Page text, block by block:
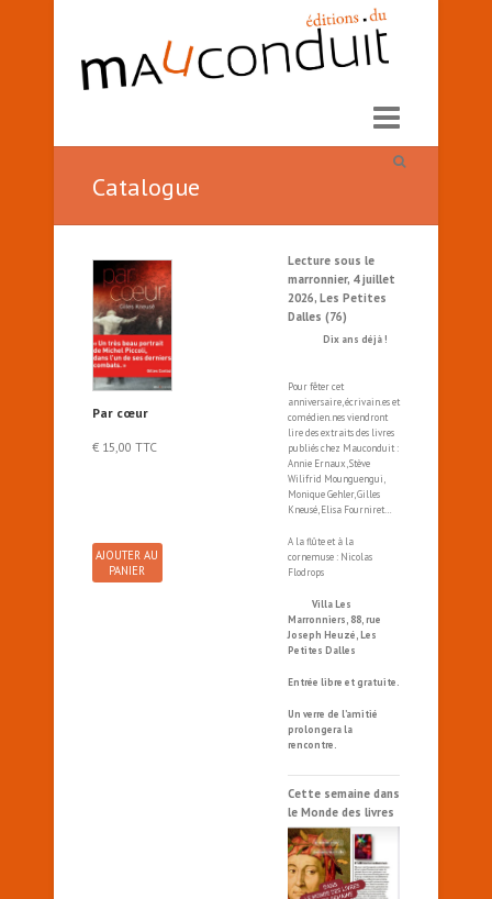
Catalogue
Par cœur
€ 15,00 TTC
AJOUTER AU
PANIER
Lecture sous le
marronnier, 4 juillet
2026, Les Petites
Dalles (76)
Dix ans déjà !
Pour fêter cet
anniversaire, écrivain.es et
comédien.nes viendront
lire des extraits des livres
publiés chez Mauconduit :
Annie Ernaux, Stève
Wilifrid Mounguengui,
Monique Gehler, Gilles
Kneusé, Elisa Fourniret…
A la flûte et à la
cornemuse : Nicolas
Flodrops
Villa Les
Marronniers, 88, rue
Joseph Heuzé, Les
Petites Dalles
Entrée libre et gratuite.
Un verre de l’amitié
prolongera la
rencontre.
Cette semaine dans
le Monde des livres